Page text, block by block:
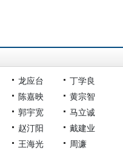
龙应台
丁学良
陈嘉映
黄宗智
郭宇宽
马立诚
赵汀阳
戴建业
王海光
周濂